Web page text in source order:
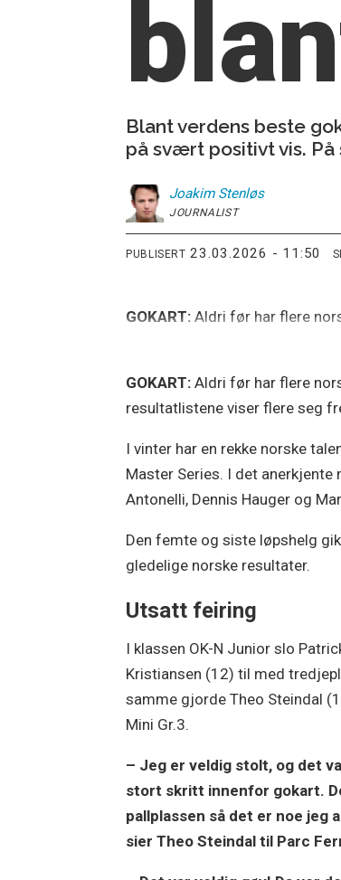
Blant verdens beste
på svært positivt vis.
Joakim Stenløs
JOURNALIST
PUBLISERT 23.03.2026 - 11:50
GOKART: Aldri før har flere
GOKART: Aldri før har flere
resultatlistene viser flere seg
I vinter har en rekke norske
Master Series. I det
Antonelli, Dennis Hauger og
Den femte og siste løpshelg
gledelige norske resultater.
Utsatt feiring
I klassen OK-N Junior slo
Kristiansen (12) til med
samme gjorde Theo Steindal
Mini Gr.3.
– Jeg er veldig stolt, og det
stort skritt innenfor gokart.
pallplassen så det er noe jeg
sier Theo Steindal til Parc